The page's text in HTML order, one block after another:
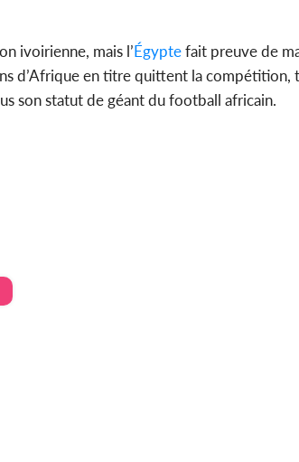
ivoirienne, mais l’Égyptefait preuve de
d’Afrique en titre quittent la compétition,
son statut de géant du football africain.